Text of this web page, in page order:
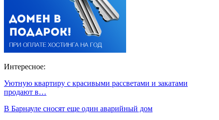
Интересное:
Уютную квартиру с красивыми рассветами и закатами
продают в…
В Барнауле сносят еще один аварийный дом